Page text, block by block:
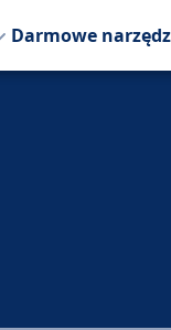
Darmowe